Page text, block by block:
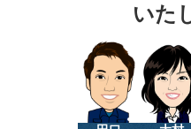
いた